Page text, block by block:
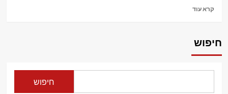
קרא עודRead
אלפי
חיפוש
חיפוש